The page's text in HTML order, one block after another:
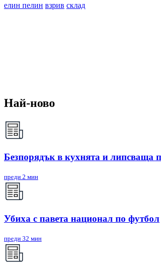
елин пелин взрив склад
Най-ново
Безпорядък в кухнята и липсваща
преди 2 мин
Убиха с павета национал по футбол
преди 32 мин